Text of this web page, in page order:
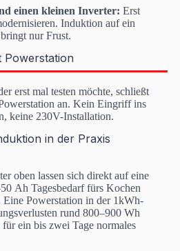
einen kleinen Inverter: Erst
Induktion auf ein
nur Frust.
Powerstation
erst mal testen möchte, schließt
an. Kein Eingriff ins
keine 230V-Installation.
in der Praxis
oben lassen sich direkt auf eine
Ah Tagesbedarf fürs Kochen
Eine Powerstation in der 1kWh-
rund 800–900 Wh
ein bis zwei Tage normales